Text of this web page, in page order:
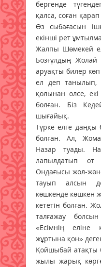
бергенде
қалса, соған
Өз сыбағасын
екінші рет
Жалпы Шөмекей
Бозғұлдың
аруақты билер
ел деп танылып,
қолынан өлсе, екі
болған. Біз
шығайық.
Түрке елге даңқы
болған. Ал,
Назар туады.
лапылдатып
Ондағысы жол-
тауып алсын
көшкенде көшкен
кететін болған.
талғажау
«Есімнің еліне
жұртына қон»
Қойшыбай атақты
жылы жарық